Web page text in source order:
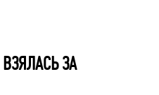
ЗА